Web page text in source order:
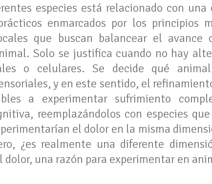
especies está relacionado con
enmarcados por los principios
que buscan balancear el
Solo se justifica cuando no hay
o celulares. Se decide qué
y en este sentido, el
a experimentar sufrimiento
reemplazándolos con especies
el dolor en la misma
¿es realmente una diferente
dolor, una razón para experimentar en